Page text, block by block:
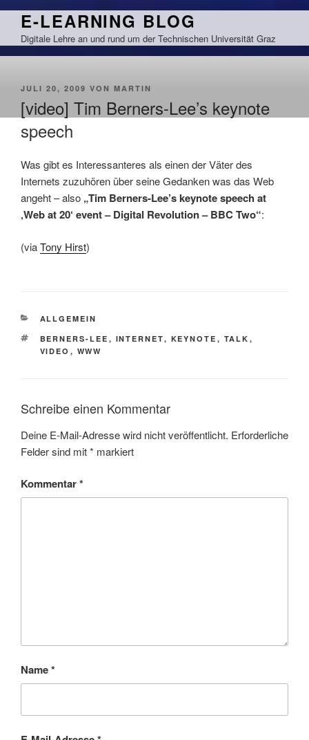
Zum
springen
E-LEARNING BLOG
Digitale Lehre an und rund um der Technischen Universität Graz
VERÖFFENTLICHT
JULI 20, 2009 VON MARTIN
[video] Tim Berners-Lee’s keynote
speech
Was gibt es Interessanteres als einen der Väter des
Internets zuzuhören über seine Gedanken was das Web
angeht – also „Tim Berners-Lee’s keynote speech at
‚Web at 20‘ event – Digital Revolution – BBC Two“:
(viaTony Hirst)
KATEGORIEN
ALLGEMEIN
SCHLAGWÖRTER
BERNERS-LEE , INTERNET, KEYNOTE , TALK ,
VIDEO , WWW
Schreibe einen Kommentar
Deine E-Mail-Adresse wird nicht veröffentlicht. Erforderliche
Felder sind mit* markiert
Kommentar*
Name*